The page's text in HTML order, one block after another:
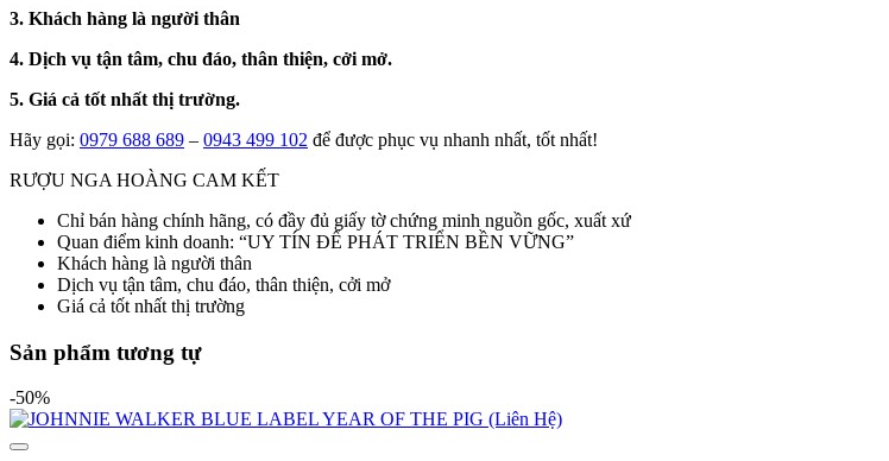
3. Khách hàng là người thân
4. Dịch vụ tận tâm, chu đáo, thân thiện, cởi mở.
5. Giá cả tốt nhất thị trường.
Hãy gọi: 0979 688 689 – 0943 499 102 để được phục vụ nhanh nhất, tốt nhất!
RƯỢU NGA HOÀNG CAM KẾT
Chỉ bán hàng chính hãng, có đầy đủ giấy tờ chứng minh nguồn gốc, xuất xứ
Quan điểm kinh doanh: “UY TÍN ĐỂ PHÁT TRIỂN BỀN VỮNG”
Khách hàng là người thân
Dịch vụ tận tâm, chu đáo, thân thiện, cởi mở
Giá cả tốt nhất thị trường
Sản phẩm tương tự
-50%